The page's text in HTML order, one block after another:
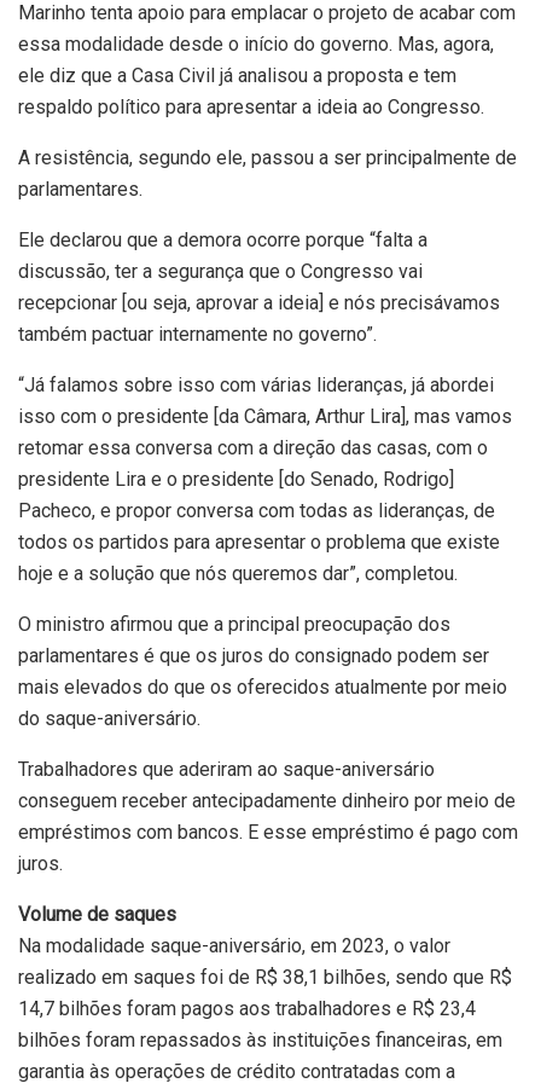
Marinho tenta apoio para emplacar o projeto de acabar com
essa modalidade desde o início do governo. Mas, agora,
ele diz que a Casa Civil já analisou a proposta e tem
respaldo político para apresentar a ideia ao Congresso.
A resistência, segundo ele, passou a ser principalmente de
parlamentares.
Ele declarou que a demora ocorre porque “falta a
discussão, ter a segurança que o Congresso vai
recepcionar [ou seja, aprovar a ideia] e nós precisávamos
também pactuar internamente no governo”.
“Já falamos sobre isso com várias lideranças, já abordei
isso com o presidente [da Câmara, Arthur Lira], mas vamos
retomar essa conversa com a direção das casas, com o
presidente Lira e o presidente [do Senado, Rodrigo]
Pacheco, e propor conversa com todas as lideranças, de
todos os partidos para apresentar o problema que existe
hoje e a solução que nós queremos dar”, completou.
O ministro afirmou que a principal preocupação dos
parlamentares é que os juros do consignado podem ser
mais elevados do que os oferecidos atualmente por meio
do saque-aniversário.
Trabalhadores que aderiram ao saque-aniversário
conseguem receber antecipadamente dinheiro por meio de
empréstimos com bancos. E esse empréstimo é pago com
juros.
Volume de saques
Na modalidade saque-aniversário, em 2023, o valor
realizado em saques foi de R$ 38,1 bilhões, sendo que R$
14,7 bilhões foram pagos aos trabalhadores e R$ 23,4
bilhões foram repassados às instituições financeiras, em
garantia às operações de crédito contratadas com a